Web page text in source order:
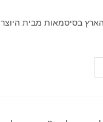
בסיסמאות מבית